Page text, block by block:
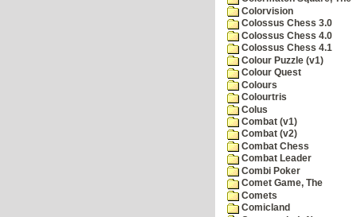
Colorvision
Colossus Chess 3.0
Colossus Chess 4.0
Colossus Chess 4.1
Colour Puzzle (v1)
Colour Quest
Colours
Colourtris
Colus
Combat (v1)
Combat (v2)
Combat Chess
Combat Leader
Combi Poker
Comet Game, The
Comets
Comicland